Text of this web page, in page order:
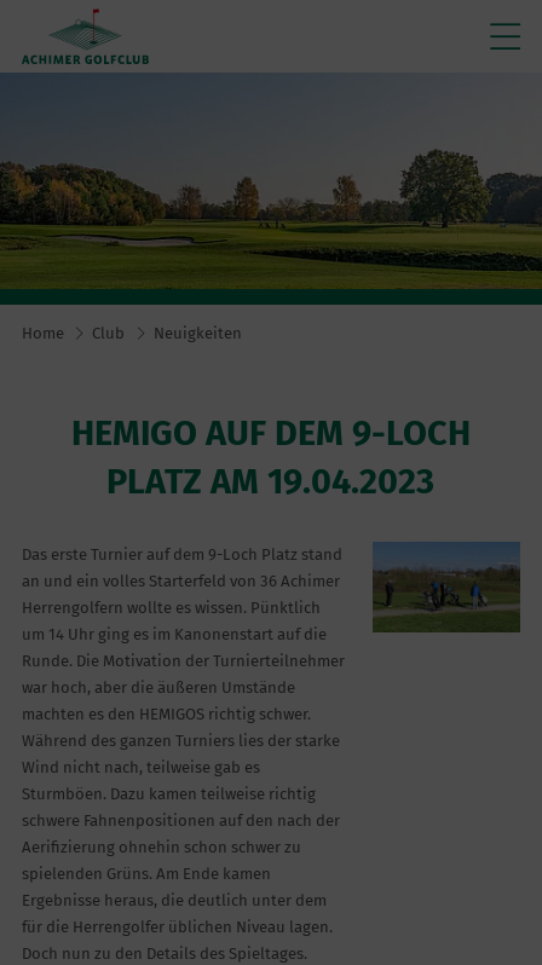
Home Club Neuigkeiten
HEMIGO AUF DEM 9-LOCH
PLATZ AM 19.04.2023
Das erste Turnier auf dem 9-Loch Platz stand
an und ein volles Starterfeld von 36 Achimer
Herrengolfern wollte es wissen. Pünktlich
um 14 Uhr ging es im Kanonenstart auf die
Runde. Die Motivation der Turnierteilnehmer
war hoch, aber die äußeren Umstände
machten es den HEMIGOS richtig schwer.
Während des ganzen Turniers lies der starke
Wind nicht nach, teilweise gab es
Sturmböen. Dazu kamen teilweise richtig
schwere Fahnenpositionen auf den nach der
Aerifizierung ohnehin schon schwer zu
spielenden Grüns. Am Ende kamen
Ergebnisse heraus, die deutlich unter dem
für die Herrengolfer üblichen Niveau lagen.
Doch nun zu den Details des Spieltages.